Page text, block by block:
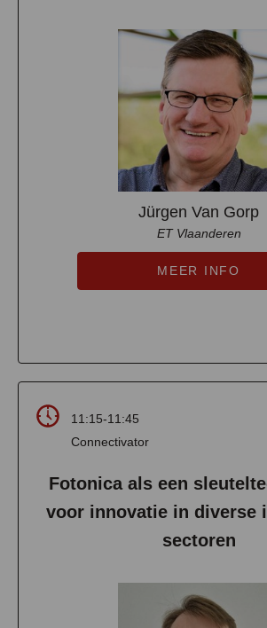
Jürgen Van Gorp
ET Vlaanderen
MEER INFO
11:15-11:45
Connectivator
Fotonica als een
voor innovatie in diverse
sectoren